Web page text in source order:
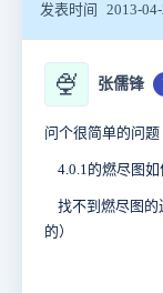
发表时间
2013-
🍨 张儒锋
问个很简单的问题
4.0.1的燃尽图如
找不到燃尽图的
的）